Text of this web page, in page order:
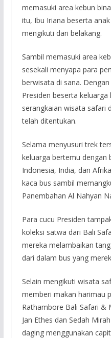
memasuki area kebun
itu, Ibu Iriana beserta
mengikuti dari belakang.
Sambil memasuki area
sesekali menyapa para
berwisata di sana.
Presiden beserta
serangkaian wisata safari
telah ditentukan.
Selama menyusuri trek
keluarga bertemu dengan
Indonesia, India, dan
kaca bus sambil
Panembahan Al Nahyan
Para cucu Presiden
koleksi satwa dari Bali
mereka melambaikan
dari dalam bus yang
Selain mengikuti wisata
memberi makan harimau
Rathambore Bali Safari &
Jan Ethes dan Sedah
daging menggunakan